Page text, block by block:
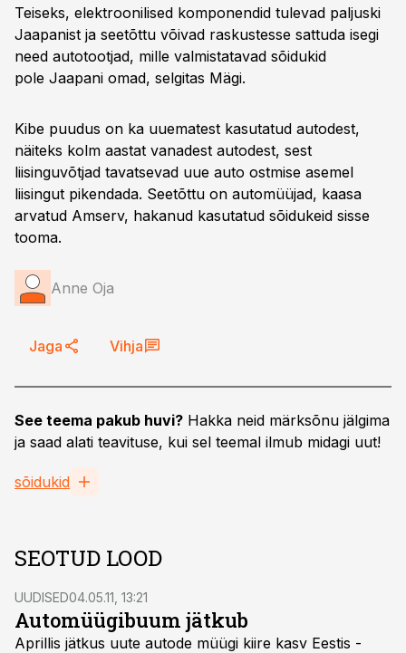
Teiseks, elektroonilised komponendid tulevad paljuski
Jaapanist ja seetõttu võivad raskustesse sattuda isegi
need autotootjad, mille valmistatavad sõidukid
pole Jaapani omad, selgitas Mägi.
Kibe puudus on ka uuematest kasutatud autodest,
näiteks kolm aastat vanadest autodest, sest
liisinguvõtjad tavatsevad uue auto ostmise asemel
liisingut pikendada. Seetõttu on automüüjad, kaasa
arvatud Amserv, hakanud kasutatud sõidukeid sisse
tooma.
Anne Oja
Jaga Vihja
See teema pakub huvi? Hakka neid märksõnu jälgima
ja saad alati teavituse, kui sel teemal ilmub midagi uut!
sõidukid
SEOTUD LOOD
UUDISED04.05.11, 13:21
Automüügibuum jätkub
Aprillis jätkus uute autode müügi kiire kasv Eestis -